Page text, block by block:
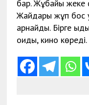
бар. Жұбайы жеке
Жайдары жұп бос
арнайды. Бірге
оқиды, кино көреді.